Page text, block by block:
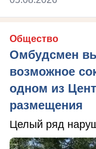
Общество
Омбудсмен
возможное
одном из
размещения
Целый ряд